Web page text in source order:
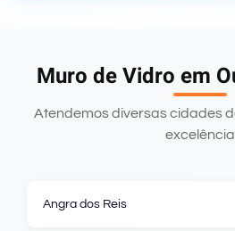
Muro de Vidro em
Atendemos diversas cidades
excelência
Angra dos Reis